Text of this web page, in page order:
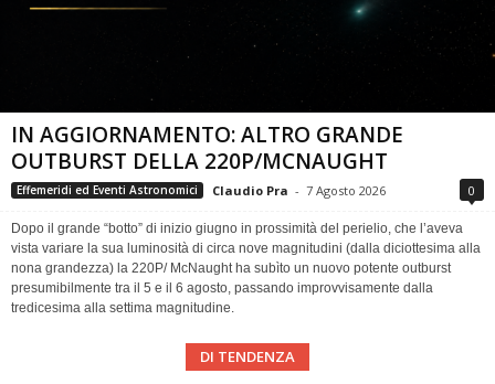
IN AGGIORNAMENTO: ALTRO GRANDE
OUTBURST DELLA 220P/MCNAUGHT
Effemeridi ed Eventi Astronomici Claudio Pra - 7 Agosto 2026 0
Dopo il grande “botto” di inizio giugno in prossimità del perielio, che l’aveva
vista variare la sua luminosità di circa nove magnitudini (dalla diciottesima alla
nona grandezza) la 220P/ McNaught ha subìto un nuovo potente outburst
presumibilmente tra il 5 e il 6 agosto, passando improvvisamente dalla
tredicesima alla settima magnitudine.
DI TENDENZA